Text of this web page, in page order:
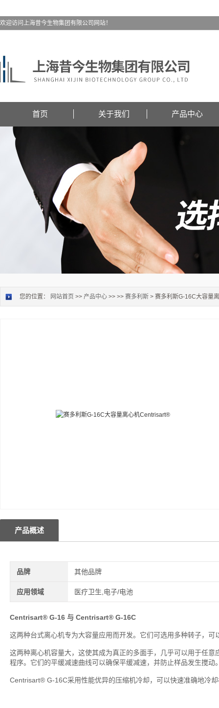
欢迎访问上海昔今生物集团有限公司网站！
首页 关于我们 产品中心
您的位置： 网站首页 >> 产品中心 >> >> 赛多利斯 > 赛多利斯G-16C大容量
产品概述
品牌 其他品牌
应用领域 医疗卫生,电子/电池
Centrisart® G-16 与 Centrisart® G-16C
这两种台式离心机专为大容量应用而开发。它们可选用多种转子，
这两种离心机容量大，这使其成为真正的多面手，几乎可以用于任
程序。它们的平缓减速曲线可以确保平缓减速，并防止样品发生搅
Centrisart® G-16C采用性能优异的压缩机冷却，可以快速准确地冷